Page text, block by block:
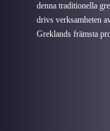
denna traditionella
drivs verksamheten
Greklands främsta